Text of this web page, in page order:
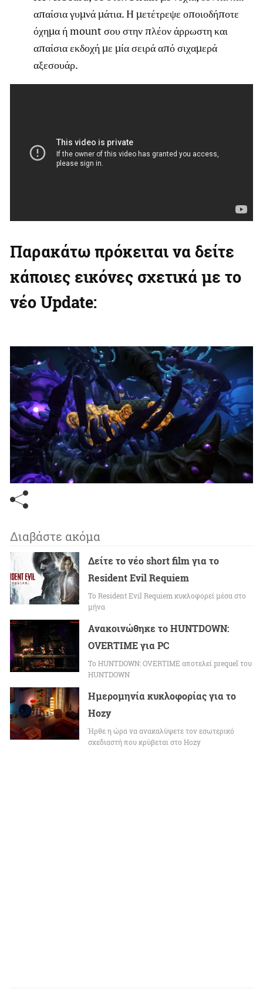
απαίσια γυμνά μάτια. Η μετέτρεψε οποιοδήποτε
όχημα ή mount σου στην πλέον άρρωστη και
απαίσια εκδοχή με μία σειρά από σιχαμερά
αξεσουάρ.
Παρακάτω πρόκειται να δείτε
κάποιες εικόνες σχετικά με το
νέο Update:
Διαβάστε ακόμα
Δείτε το νέο short film για το
Resident Evil Requiem
To Resident Evil Requiem κυκλοφορεί μέσα στο
μήνα
Ανακοινώθηκε το HUNTDOWN:
OVERTIME για PC
Το HUNTDOWN: OVERTIME αποτελεί prequel του
HUNTDOWN
Ημερομηνία κυκλοφορίας για το
Hozy
Ήρθε η ώρα να ανακαλύψετε τον εσωτερικό
σχεδιαστή που κρύβεται στο Hozy